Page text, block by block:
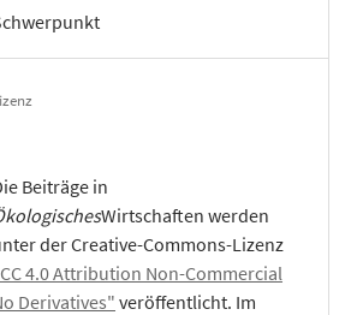
Beiträge in
Wirtschaften werden
der Creative-Commons-Lizenz
4.0 Attribution Non-Commercial
Derivatives" veröffentlicht. Im